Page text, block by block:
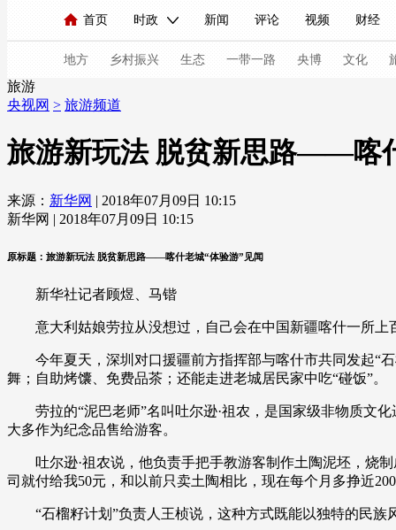
首页 时政 新闻 评论 视频 财经
人民领袖习近平 联播+ 中国领导人 央视快评 习
直播 栏目大全 节目单 听音 微视频
海外频道 iPanda English Монгол
地方 乡村振兴 生态 一带一路 央博 文化
新闻 国内 国际
竞猜 2026年世界杯
VIP会员 CCTV奥林匹克频道 生活体育大会
财经 教育
大国智造 大国展会 大国保险 云顶对话
旅游
央视网 > 旅游频道
旅游新玩法 脱贫新思路——喀
来源： 新华网 | 2018年07月09日 10:15
新华网 | 2018年07月09日 10:15
原标题：旅游新玩法 脱贫新思路——喀什老城“体验游”见闻
新华社记者顾煜、马锴
意大利姑娘劳拉从没想过，自己会在中国新疆喀什一所上
今年夏天，深圳对口援疆前方指挥部与喀什市共同发起“石
舞；自助烤馕、免费品茶；还能走进老城居民家中吃“碰饭”。
劳拉的“泥巴老师”名叫吐尔逊·祖农，是国家级非物质文化
大多作为纪念品售给游客。
吐尔逊·祖农说，他负责手把手教游客制作土陶泥坯，烧制
司就付给我50元，和以前只卖土陶相比，现在每个月多挣近
“石榴籽计划”负责人王桢说，这种方式既能以独特的民族